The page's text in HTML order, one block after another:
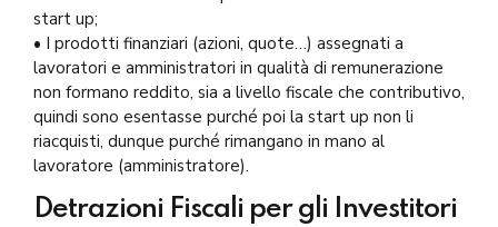
start up;
• I prodotti finanziari (azioni, quote…) assegnati a
lavoratori e amministratori in qualità di remunerazione
non formano reddito, sia a livello fiscale che contributivo,
quindi sono esentasse purché poi la start up non li
riacquisti, dunque purché rimangano in mano al
lavoratore (amministratore).
Detrazioni Fiscali per gli Investitori